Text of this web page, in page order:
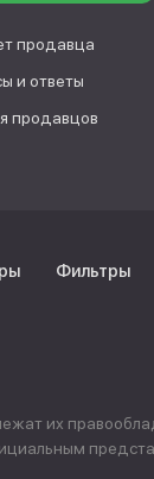
продавца
и ответы
продавцов
Фильтры
их